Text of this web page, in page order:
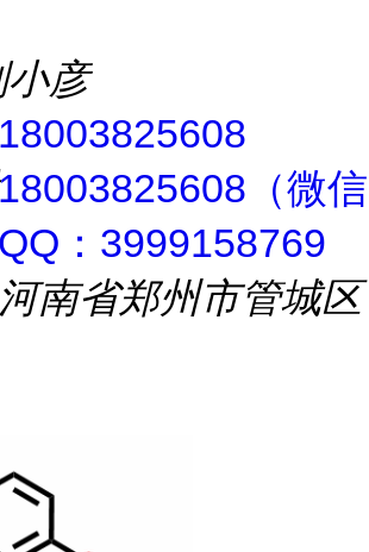
小彦
18003825608
（微信
：3999158769
南省郑州市管城区